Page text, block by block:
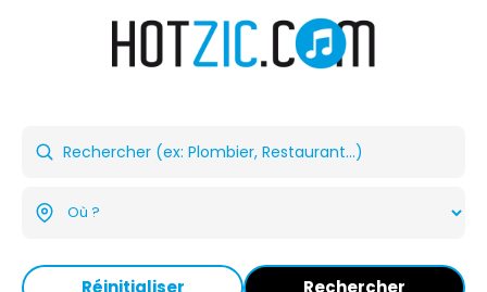
Réinitialiser Rechercher